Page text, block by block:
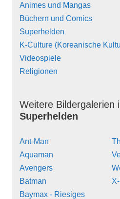
Animes und Mangas
Büchern und Comics
Superhelden
K-Culture (Koreanische
Videospiele
Religionen
Weitere Bildergalerien
Superhelden
Ant-Man
Aquaman
Avengers
Batman
Baymax - Riesiges